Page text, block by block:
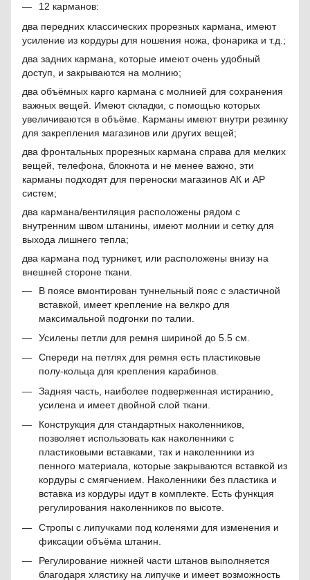
12 карманов:
два передних классических прорезных кармана, имеют
усиление из кордуры для ношения ножа, фонарика и т.д.;
два задних кармана, которые имеют очень удобный
доступ, и закрываются на молнию;
два объёмных карго кармана с молнией для сохранения
важных вещей. Имеют складки, с помощью которых
увеличиваются в объёме. Карманы имеют внутри резинку
для закрепления магазинов или других вещей;
два фронтальных прорезных кармана справа для мелких
вещей, телефона, блокнота и не менее важно, эти
карманы подходят для переноски магазинов АК и АР
систем;
два кармана/вентиляция расположены рядом с
внутренним швом штанины, имеют молнии и сетку для
выхода лишнего тепла;
два кармана под турникет, или расположены внизу на
внешней стороне ткани.
В поясе вмонтирован туннельный пояс с эластичной
вставкой, имеет крепление на велкро для
максимальной подгонки по талии.
Усилены петли для ремня шириной до 5.5 см.
Спереди на петлях для ремня есть пластиковые
полу-кольца для крепления карабинов.
Задняя часть, наиболее подверженная истиранию,
усилена и имеет двойной слой ткани.
Конструкция для стандартных наколенников,
позволяет использовать как наколенники с
пластиковыми вставками, так и наколенники из
пенного материала, которые закрываются вставкой из
кордуры с смягчением. Наколенники без пластика и
вставка из кордуры идут в комплекте. Есть функция
регулирования наколенников по высоте.
Стропы с липучками под коленями для изменения и
фиксации объёма штанин.
Регулирование нижней части штанов выполняется
благодаря хлястику на липучке и имеет возможность